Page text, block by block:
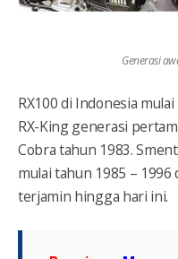
Generasi
RX100 di Indonesia
RX-King generasi
Cobra tahun 1983.
mulai tahun 1985 –
terjamin hingga hari ini.